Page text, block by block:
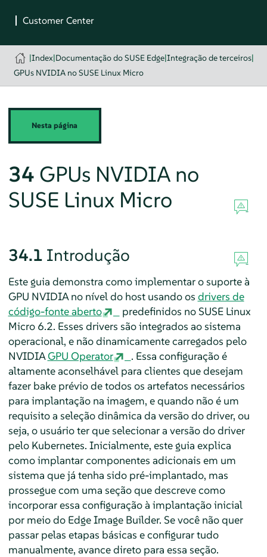
|Index|Documentação do SUSE Edge|Integração de terceiros|
GPUs NVIDIA no SUSE Linux Micro
Nesta página
34 GPUs NVIDIA no
SUSE Linux Micro
34.1 Introdução
Este guia demonstra como implementar o suporte à
GPU NVIDIA no nível do host usando os drivers de
código-fonte aberto
predefinidos no SUSE Linux
Micro 6.2. Esses drivers são integrados ao sistema
operacional, e não dinamicamente carregados pelo
NVIDIAGPU Operator
. Essa configuração é
altamente aconselhável para clientes que desejam
fazer bake prévio de todos os artefatos necessários
para implantação na imagem, e quando não é um
requisito a seleção dinâmica da versão do driver, ou
seja, o usuário ter que selecionar a versão do driver
pelo Kubernetes. Inicialmente, este guia explica
como implantar componentes adicionais em um
sistema que já tenha sido pré-implantado, mas
prossegue com uma seção que descreve como
incorporar essa configuração à implantação inicial
por meio do Edge Image Builder. Se você não quer
passar pelas etapas básicas e configurar tudo
manualmente, avance direto para essa seção.